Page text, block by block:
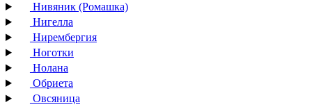
Нивяник (Ромашка)
Нигелла
Нирембергия
Ноготки
Нолана
Обриета
Овсяница